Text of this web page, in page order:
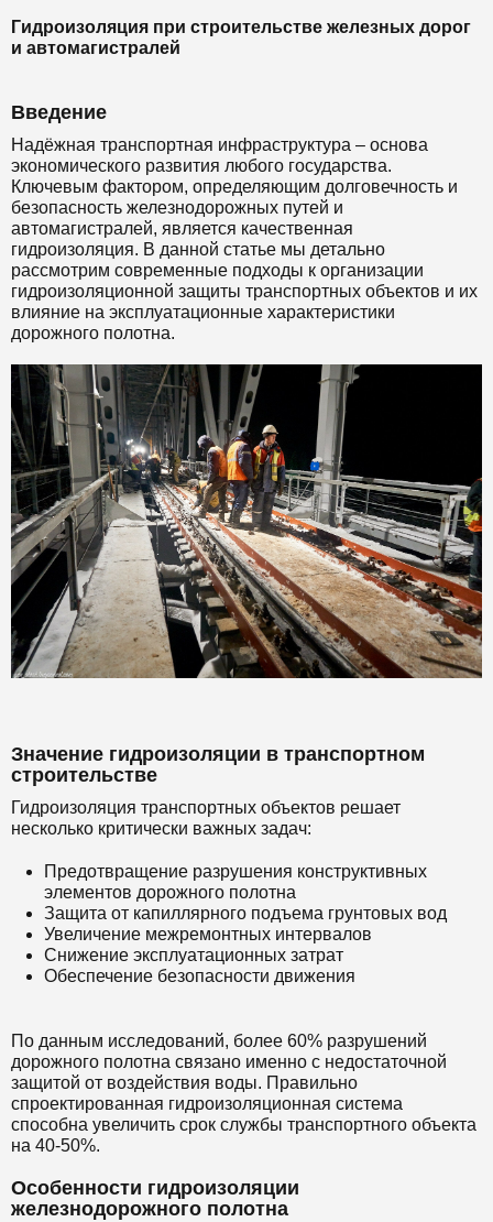
Гидроизоляция при строительстве железных дорог
и автомагистралей
Введение
Надёжная транспортная инфраструктура – основа
экономического развития любого государства.
Ключевым фактором, определяющим долговечность и
безопасность железнодорожных путей и
автомагистралей, является качественная
гидроизоляция. В данной статье мы детально
рассмотрим современные подходы к организации
гидроизоляционной защиты транспортных объектов и их
влияние на эксплуатационные характеристики
дорожного полотна.
Значение гидроизоляции в транспортном
строительстве
Гидроизоляция транспортных объектов решает
несколько критически важных задач:
Предотвращение разрушения конструктивных
элементов дорожного полотна
Защита от капиллярного подъема грунтовых вод
Увеличение межремонтных интервалов
Снижение эксплуатационных затрат
Обеспечение безопасности движения
По данным исследований, более 60% разрушений
дорожного полотна связано именно с недостаточной
защитой от воздействия воды. Правильно
спроектированная гидроизоляционная система
способна увеличить срок службы транспортного объекта
на 40-50%.
Особенности гидроизоляции
железнодорожного полотна